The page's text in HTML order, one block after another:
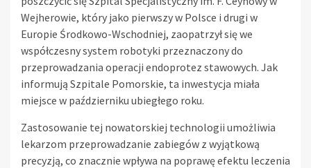
Wejherowie, który jako pierwszy w Polsce i drugi w
Europie Środkowo-Wschodniej, zaopatrzył się we
współczesny system robotyki przeznaczony do
przeprowadzania operacji endoprotez stawowych. Jak
informują Szpitale Pomorskie, ta inwestycja miała
miejsce w październiku ubiegłego roku.
Zastosowanie tej nowatorskiej technologii umożliwia
lekarzom przeprowadzanie zabiegów z wyjątkową
precyzją, co znacznie wpływa na poprawę efektu leczenia